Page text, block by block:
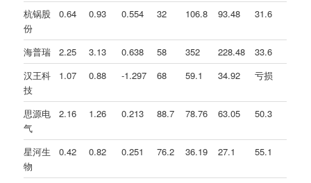
杭锅股
份
0.64 0.93 0.554 32 106.8 93.48 31.6
海普瑞 2.25 3.13 0.638 58 352 228.48
33.6
汉王科
技
1.07 0.88 -1.297 68 59.1 34.92 亏损
思源电
气
2.16 1.26 0.213 88.7 78.76 63.05 50.3
星河生
物
0.42 0.82 0.251 76.2 36.19 27.1 55.1